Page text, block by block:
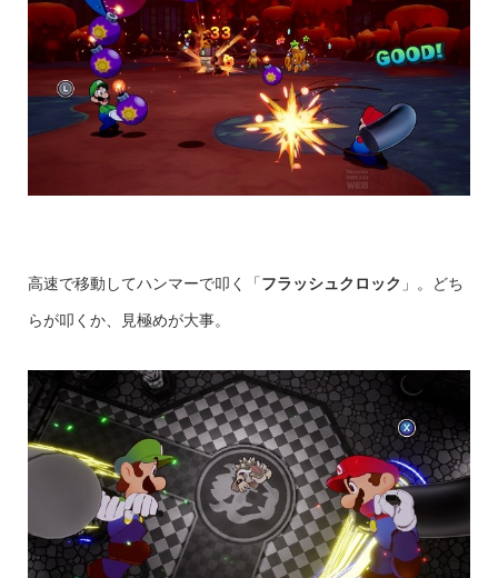
高速で移動してハンマーで叩く「フラッシュクロック 」。どち
らが叩くか、見極めが大事。